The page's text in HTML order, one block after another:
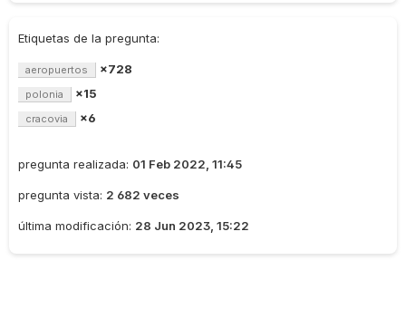
Etiquetas de la pregunta:
aeropuertos ×728
polonia ×15
cracovia ×6
pregunta realizada: 01 Feb 2022, 11:45
pregunta vista: 2 682 veces
última modificación: 28 Jun 2023, 15:22